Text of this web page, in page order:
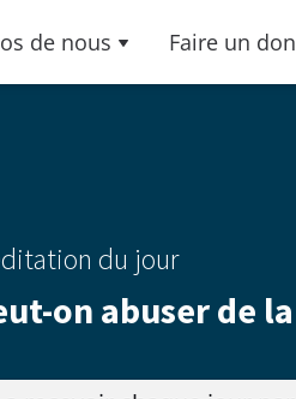
de nous Faire un don
du jour
on abuser de